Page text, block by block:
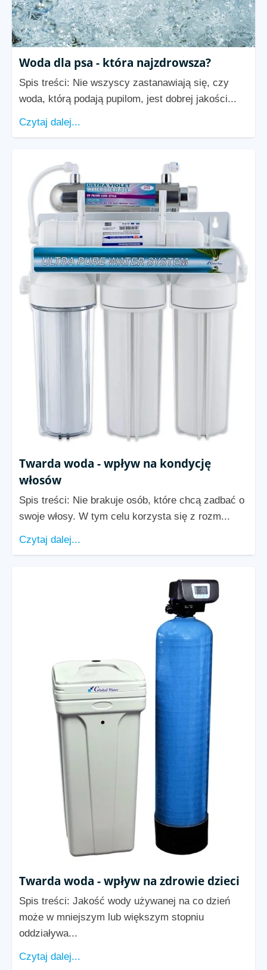
Woda dla psa - która najzdrowsza?
Spis treści: Nie wszyscy zastanawiają się, czy
woda, którą podają pupilom, jest dobrej jakości...
Czytaj dalej...
Twarda woda - wpływ na kondycję
włosów
Spis treści: Nie brakuje osób, które chcą zadbać o
swoje włosy. W tym celu korzysta się z rozm...
Czytaj dalej...
Twarda woda - wpływ na zdrowie dzieci
Spis treści: Jakość wody używanej na co dzień
może w mniejszym lub większym stopniu
oddziaływa...
Czytaj dalej...